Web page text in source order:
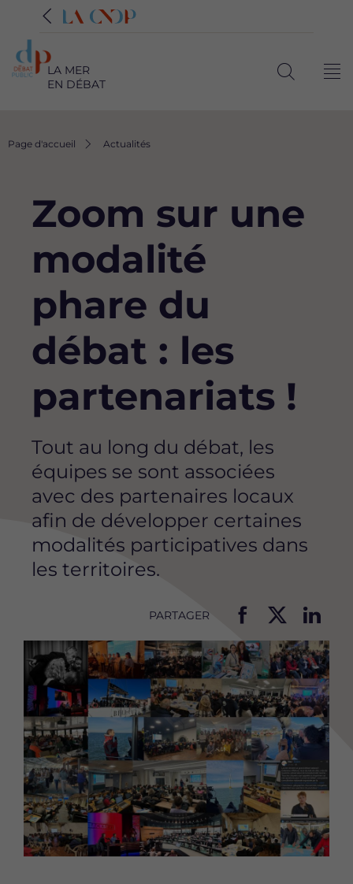
LA MER
EN DÉBAT
Fil
Page d'accueil Actualités
Zoom sur une
modalité
phare du
débat : les
partenariats !
Tout au long du débat, les
équipes se sont associées
avec des partenaires locaux
afin de développer certaines
modalités participatives dans
les territoires.
PARTAGER
a
r
t
a
g
e
r
e
t
t
e
p
a
r
t
a
g
e
r
c
e
t
e
p
a
r
t
a
g
e
c
e
t
t
e
p
Image